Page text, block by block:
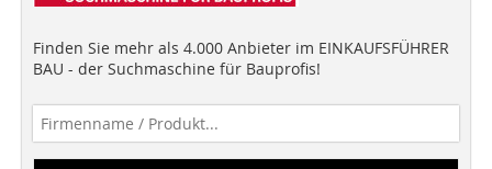
Finden Sie mehr als 4.000 Anbieter im EINKAUFSFÜHRER
BAU - der Suchmaschine für Bauprofis!